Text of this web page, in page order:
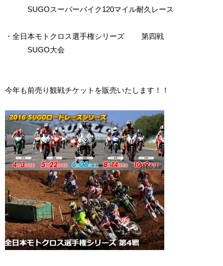
SUGOスーパーバイク120マイル耐久レース
・全日本モトクロス選手権シリーズ 第四戦
SUGO大会
今年も前売り観戦チケットを販売いたします！！